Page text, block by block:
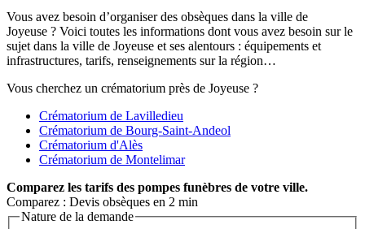
Vous avez besoin d’organiser des obsèques dans la ville de
Joyeuse ? Voici toutes les informations dont vous avez besoin sur le
sujet dans la ville de Joyeuse et ses alentours : équipements et
infrastructures, tarifs, renseignements sur la région…
Vous cherchez un crématorium près de Joyeuse ?
Crématorium de Lavilledieu
Crématorium de Bourg-Saint-Andeol
Crématorium d'Alès
Crématorium de Montelimar
Comparez les tarifs des pompes funèbres de votre ville.
Comparez : Devis obsèques en 2 min
Nature de la demande